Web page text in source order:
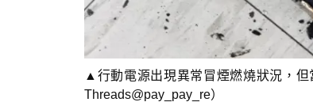
▲行動電源出現異常冒煙燃燒狀況，
Threads@pay_pay_re）